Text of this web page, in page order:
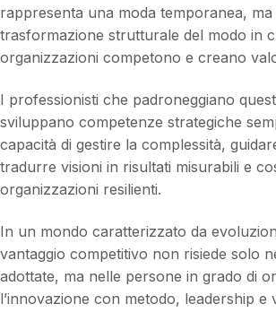
rappresenta una moda temporanea, ma
trasformazione strutturale del modo in
organizzazioni competono e creano
I professionisti che padroneggiano
sviluppano competenze strategiche
capacità di gestire la complessità,
tradurre visioni in risultati misurabili e
organizzazioni resilienti.
In un mondo caratterizzato da
vantaggio competitivo non risiede solo
adottate, ma nelle persone in grado di
l’innovazione con metodo, leadership e